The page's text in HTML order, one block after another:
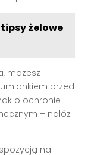
żelowe
możesz
przed
o ochronie
– nałóż
na